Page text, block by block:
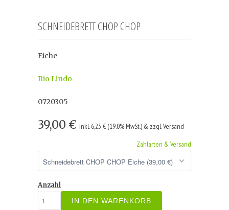
SCHNEIDEBRETT CHOP CHOP
Eiche
Rio Lindo
0720305
39,00 € inkl. 6,23 € (19.0% MwSt.) & zzgl. Versand
Zahlarten & Versand
Anzahl
IN DEN WARENKORB